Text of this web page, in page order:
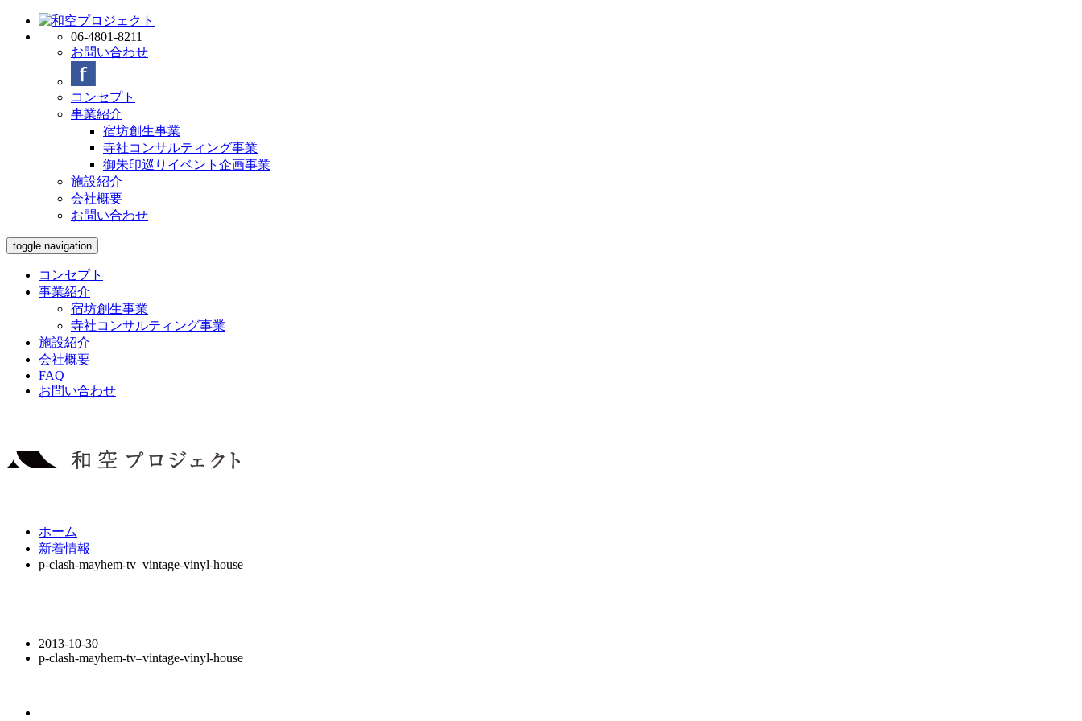
06-4801-8211
お問い合わせ
コンセプト
事業紹介
宿坊創生事業
寺社コンサルティング事業
御朱印巡りイベント企画事業
施設紹介
会社概要
お問い合わせ
toggle navigation
コンセプト
事業紹介
宿坊創生事業
寺社コンサルティング事業
施設紹介
会社概要
FAQ
お問い合わせ
ホーム
新着情報
p-clash-mayhem-tv–vintage-vinyl-house
2013-10-30
p-clash-mayhem-tv–vintage-vinyl-house